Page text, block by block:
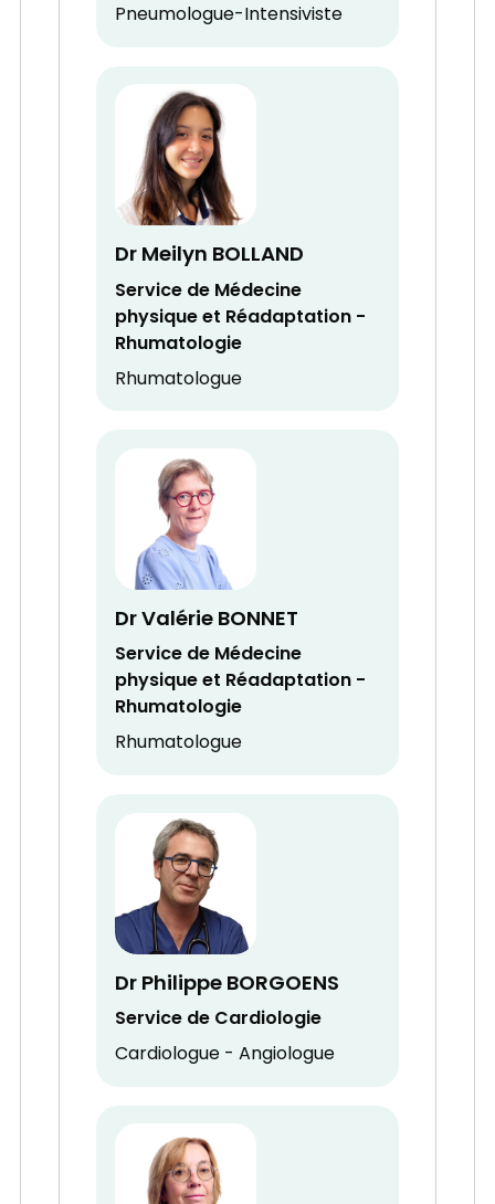
Pneumologue-Intensiviste
Dr Meilyn BOLLAND
Service de Médecine
physique et Réadaptation -
Rhumatologie
Rhumatologue
Dr Valérie BONNET
Service de Médecine
physique et Réadaptation -
Rhumatologie
Rhumatologue
Dr Philippe BORGOENS
Service de Cardiologie
Cardiologue - Angiologue